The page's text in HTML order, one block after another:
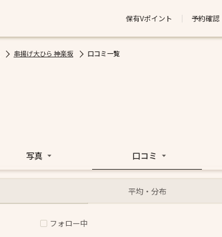
保有Vポイント 予約確認
串揚げ大ひら 神楽坂 口コミ一覧
写真 口コミ
平均・分布
フォロー中